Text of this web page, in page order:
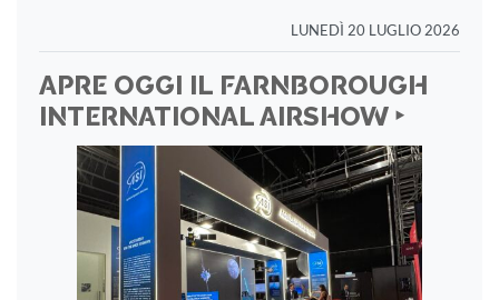
LUNEDÌ 20 LUGLIO 2026
APRE OGGI IL FARNBOROUGH
INTERNATIONAL AIRSHOW ‣